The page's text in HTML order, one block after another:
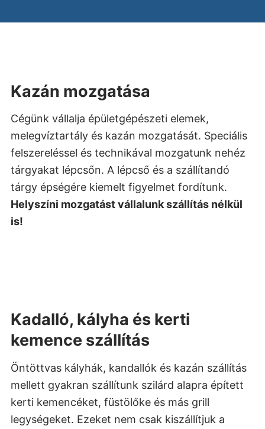
Kazán mozgatása
Cégünk vállalja épületgépészeti elemek,
melegvíztartály és kazán mozgatását. Speciális
felszereléssel és technikával mozgatunk nehéz
tárgyakat lépcsőn. A lépcső és a szállítandó
tárgy épségére kiemelt figyelmet fordítunk.
Helyszíni mozgatást vállalunk szállítás nélkül
is!
Kadalló, kályha és kerti
kemence szállítás
Öntöttvas kályhák, kandallók és kazán szállítás
mellett gyakran szállítunk szilárd alapra épített
kerti kemencéket, füstölőke és más grill
legységeket. Ezeket nem csak kiszállítjuk a